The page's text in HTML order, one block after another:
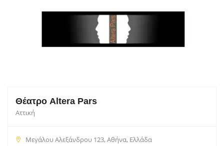
Θέατρο Altera Pars
Αττική
Μεγάλου Αλεξάνδρου 123, Αθήνα, Ελλάδα